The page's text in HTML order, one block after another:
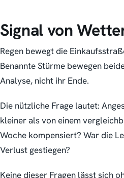
Signal von
Regen bewegt die
Benannte Stürme bewegen
Analyse, nicht ihr Ende.
Die nützliche Frage lautet:
kleiner als von einem
Woche kompensiert? War die
Verlust gestiegen?
Keine dieser Fragen lässt sich